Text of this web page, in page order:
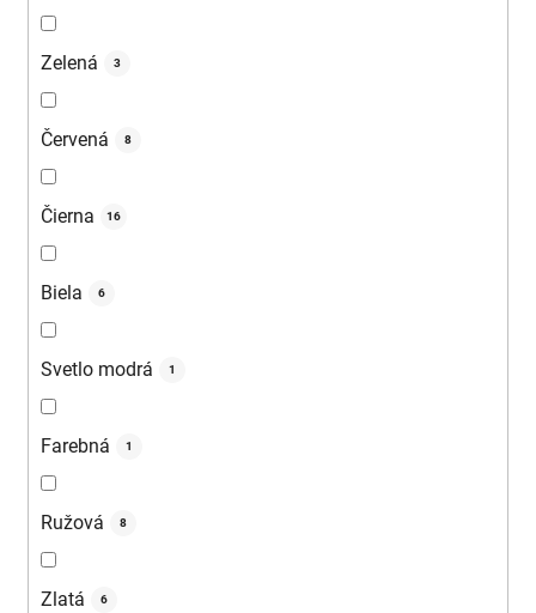
Zelená 3
Červená 8
Čierna 16
Biela 6
Svetlo modrá 1
Farebná 1
Ružová 8
Zlatá 6